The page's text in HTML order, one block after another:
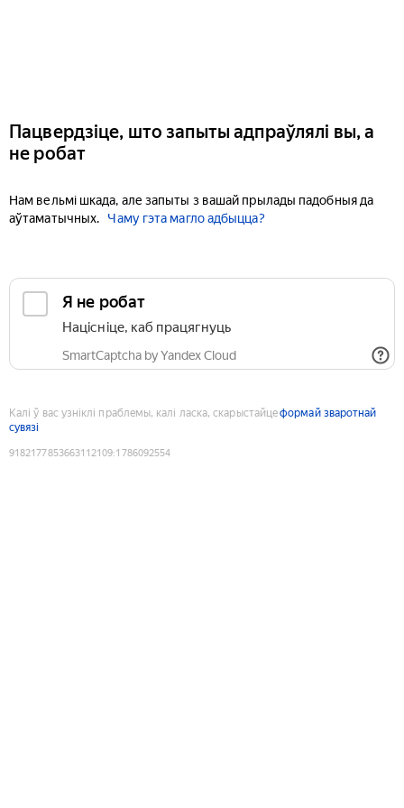
Пацвердзіце, што запыты адпраўлялі вы, а
не робат
Нам вельмі шкада, але запыты з вашай прылады падобныя да
аўтаматычных.
Чаму гэта магло адбыцца?
Я не робат
Націсніце, каб працягнуць
SmartCaptcha by Yandex Cloud
Калі ў вас узніклі праблемы, калі ласка, скарыстайцеформай зваротнай
сувязі
9182177853663112109:1786092554